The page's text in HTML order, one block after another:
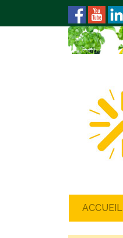
ACCUEIL